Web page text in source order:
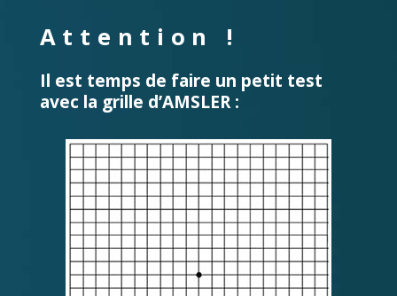
Attention !
Il est temps de faire un petit test
avec la grille d’AMSLER :